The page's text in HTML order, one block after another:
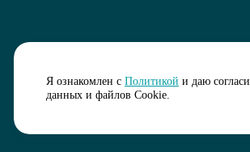
Я ознакомлен с Политикой и даю
данных и файлов Cookie.